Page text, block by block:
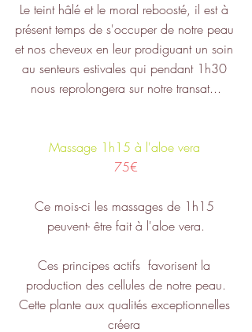
Le teint hâlé et le moral reboosté, il est à
présent temps de s'occuper de notre peau
et nos cheveux en leur prodiguant un soin
au senteurs estivales qui pendant 1h30
nous reprolongera sur notre transat...
Massage 1h15 à l'aloe vera
75€
Ce mois-ci les massages de 1h15
peuvent- être fait à l'aloe vera.
Ces principes actifs  favorisent la
production des cellules de notre peau.
Cette plante aux qualités exceptionnelles
créera